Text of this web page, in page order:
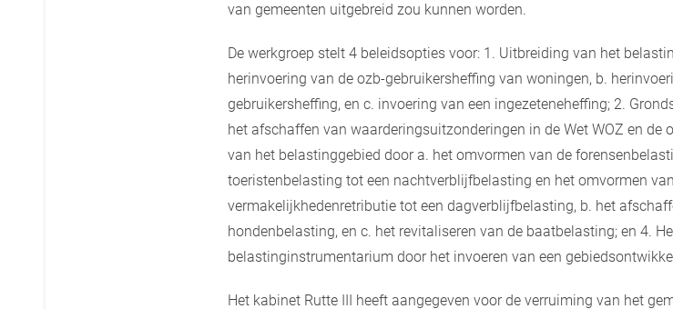
van gemeenten uitgebreid zou kunnen worden.
De werkgroep stelt 4 beleidsopties voor: 1. Uitbreiding van het
herinvoering van de ozb-gebruikersheffing van woningen, b.
gebruikersheffing, en c. invoering van een ingezeteneheffing; 2.
het afschaffen van waarderingsuitzonderingen in de Wet WOZ en de
van het belastinggebied door a. het omvormen van de
toeristenbelasting tot een nachtverblijfbelasting en het omvormen
vermakelijkhedenretributie tot een dagverblijfbelasting, b. het
hondenbelasting, en c. het revitaliseren van de baatbelasting; en 4.
belastinginstrumentarium door het invoeren van een
Het kabinet Rutte III heeft aangegeven voor de verruiming van het